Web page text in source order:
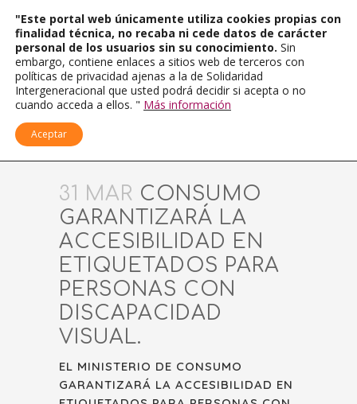
31 MAR CONSUMO
GARANTIZARÁ LA
ACCESIBILIDAD EN
ETIQUETADOS PARA
PERSONAS CON
DISCAPACIDAD
VISUAL.
EL MINISTERIO DE CONSUMO
GARANTIZARÁ LA ACCESIBILIDAD EN
"Este portal web únicamente utiliza cookies propias con
finalidad técnica, no recaba ni cede datos de carácter
personal de los usuarios sin su conocimiento. Sin
embargo, contiene enlaces a sitios web de terceros con
políticas de privacidad ajenas a la de Solidaridad
Intergeneracional que usted podrá decidir si acepta o no
cuando acceda a ellos. " Más información
Aceptar